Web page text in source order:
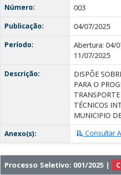
Número:
003
Publicação:
04/07/2025
Período:
Abertura: 04/
11/07/2025
Descrição:
DISPÕE
PARA O
TÉCNICOS
MUNICIPIO
Anexo(s):
Consultar
Processo Seletivo: 001/2025 |